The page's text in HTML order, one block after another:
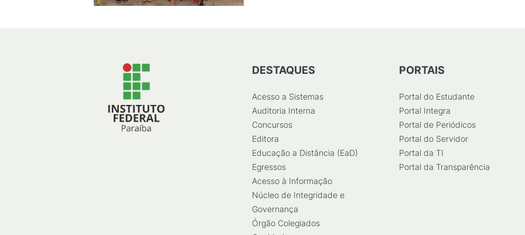
DESTAQUES
Acesso a Sistemas
Auditoria Interna
Concursos
Editora
Educação a Distância (EaD)
Egressos
Acesso à Informação
Núcleo de Integridade e
Governança
Órgão Colegiados
PORTAIS
Portal do Estudante
Portal Integra
Portal de Periódicos
Portal do Servidor
Portal da TI
Portal da Transparência